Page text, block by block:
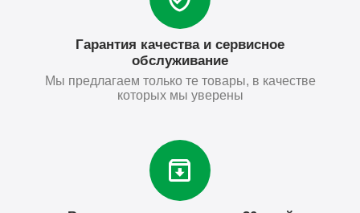
Гарантия качества и сервисное
обслуживание
Мы предлагаем только те товары, в качестве
которых мы уверены